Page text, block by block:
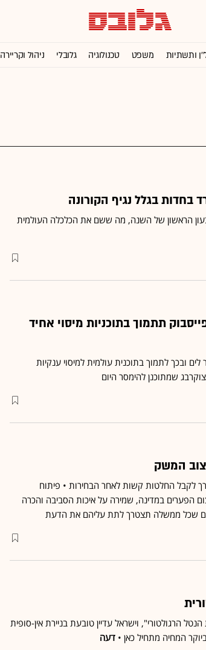
ותשתיות משפט טכנולוגיה גלובלי ניהול וקריירה
הראשון של השנה, מה ששם את הכלכלה העולמית
תתמוך בתוכניות מיסוי אחיד
ובכך לתמוך בתוכנית עולמית למיסוי ענקיות
שמתוכנן להימסר היום
המשק
ישראל תצטרך לקבל החלטות קשות לאחר הבחירות • פיתוח
הפערים במדינה, שמירה על איכות הסביבה והכרה
שכל ממשלה תצטרך לתת עליהם את הדעת
הרגולטורי", וישראל עדיין טובעת בניירת אין-סופית
המחיה מתחיל כאן • דעה